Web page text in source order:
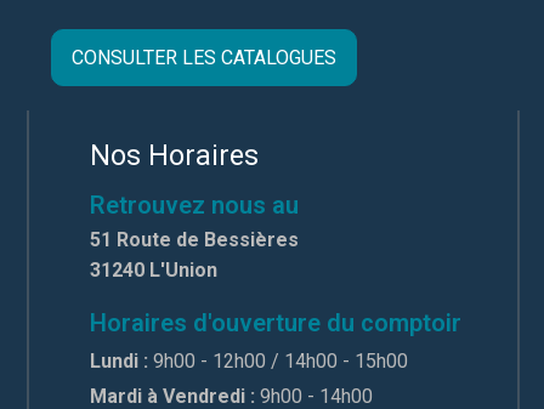
CONSULTER LES CATALOGUES
Nos Horaires
Retrouvez nous au
51 Route de Bessières
31240 L'Union
Horaires d'ouverture du comptoir
Lundi : 9h00 - 12h00 / 14h00 - 15h00
Mardi à Vendredi : 9h00 - 14h00